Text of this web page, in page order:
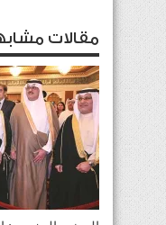
مقالات